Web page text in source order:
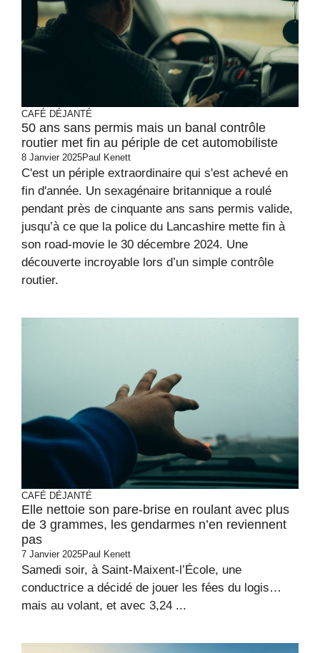
CAFÉ DÉJANTÉ
50 ans sans permis mais un banal contrôle
routier met fin au périple de cet automobiliste
8 Janvier 2025Paul Kenett
C'est un périple extraordinaire qui s'est achevé en
fin d'année. Un sexagénaire britannique a roulé
pendant près de cinquante ans sans permis valide,
jusqu’à ce que la police du Lancashire mette fin à
son road-movie le 30 décembre 2024. Une
découverte incroyable lors d’un simple contrôle
routier.
CAFÉ DÉJANTÉ
Elle nettoie son pare-brise en roulant avec plus
de 3 grammes, les gendarmes n’en reviennent
pas
7 Janvier 2025Paul Kenett
Samedi soir, à Saint-Maixent-l’École, une
conductrice a décidé de jouer les fées du logis…
mais au volant, et avec 3,24 ...